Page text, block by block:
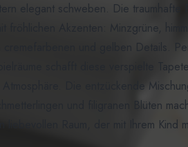
elegant schweben. Die traumhafte
fröhlichen Akzenten: Minzgrüne,
cremefarbenen und gelben Details.
schafft diese verspielte
Atmosphäre. Die entzückende
und filigranen Blüten
liebevollen Raum, der mit Ihrem Kind